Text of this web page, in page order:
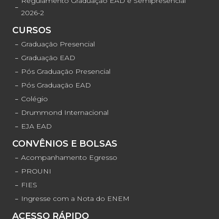
2026-2
CURSOS
Graduação Presencial
Graduação EAD
Pós Graduação Presencial
Pós Graduação EAD
Colégio
Drummond Internacional
EJA EAD
CONVÊNIOS E BOLSAS
Acompanhamento Egresso
PROUNI
FIES
Ingresse com a Nota do ENEM
ACESSO RÁPIDO